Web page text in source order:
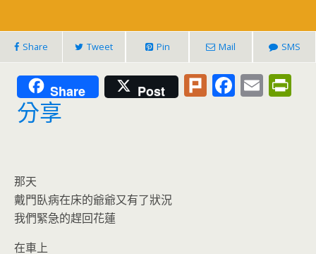
Share Tweet Pin Mail SMS
Share Post Pl F E
分享
那天
戴門臥病在床的爺爺又有了狀況
我們緊急的趕回花蓮
在車上